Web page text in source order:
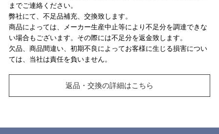
までご連絡ください。
弊社にて、不足品補充、交換致します。
商品によっては、メーカー生産中止等により不足分を調達できな
い場合もございます。その際には不足分を返金致します。
欠品、商品間違い、初期不良によってお客様に生じる損害につい
ては、当社は責任を負いません。
返品・交換の詳細はこちら